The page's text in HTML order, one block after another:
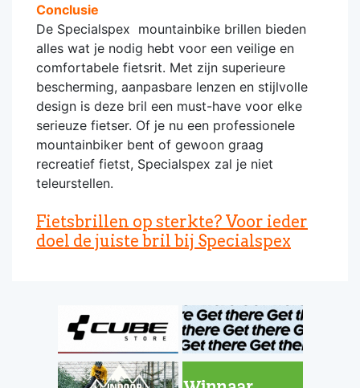
Conclusie
De Specialspex mountainbike brillen bieden
alles wat je nodig hebt voor een veilige en
comfortabele fietsrit. Met zijn superieure
bescherming, aanpasbare lenzen en stijlvolle
design is deze bril een must-have voor elke
serieuze fietser. Of je nu een professionele
mountainbiker bent of gewoon graag
recreatief fietst, Specialspex zal je niet
teleurstellen.
Fietsbrillen op sterkte? Voor ieder
doel de juiste bril bij Specialspex